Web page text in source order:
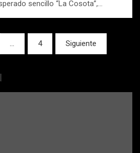
sencillo “La Cosota”,…
… 4 Siguiente